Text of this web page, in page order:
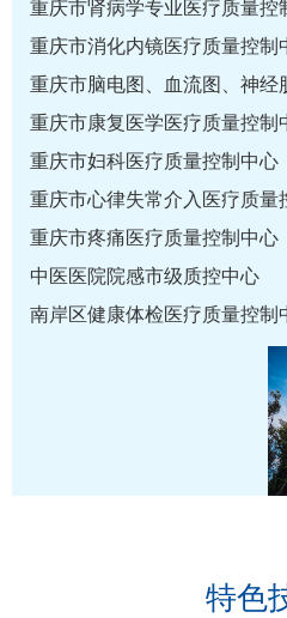
重庆市肾病学专业医疗质量控
重庆市消化内镜医疗质量控制
重庆市脑电图、血流图、神经
重庆市康复医学医疗质量控制
重庆市妇科医疗质量控制中心
重庆市心律失常介入医疗质量
重庆市疼痛医疗质量控制中心
中医医院院感市级质控中心
南岸区健康体检医疗质量控制
特色